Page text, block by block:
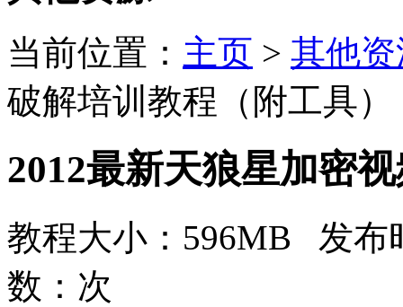
当前位置： 主页 > 其他
破解培训教程（附工具）
2012最新天狼星加密
教程大小：596MB 发
数： 次